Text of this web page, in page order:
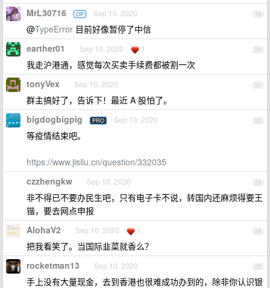
19
MrL30716 OP Sep 10, 2020
@TypeError 目前好像暂停了中信
20
earther01 Sep 10, 2020 1
我走沪港通，感觉每次买卖手续费都被割一次
21
tonyVex Sep 10, 2020
群主搞好了，告诉下！最近 A 股怕了。
22
bigdogbigpig PRO Sep 10, 2020
等疫情结束吧。
https://www.jisilu.cn/question/332035
23
czzhengkw Sep 10, 2020
非不得已不要办民生吧，只有电子卡不说，转国内还麻烦得要王
锴，要去网点申报
24
AlohaV2 Sep 10, 2020 1
把我看笑了。当国际韭菜就香么？
25
rocketman13 Sep 10, 2020
手上没有大量现金，去到香港也很难成功办到的，除非你认识银